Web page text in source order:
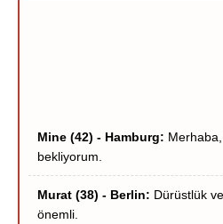
Murat (38) - Berlin:
önemli.
Selin (36) - Köln: